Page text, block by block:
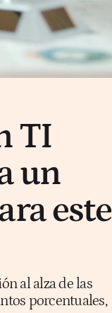
TI
un
este
al alza de las
porcentuales,